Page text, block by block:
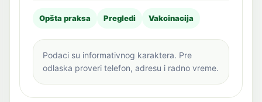
Opšta praksa Pregledi Vakcinacija
Podaci su informativnog karaktera. Pre
odlaska proveri telefon, adresu i radno vreme.